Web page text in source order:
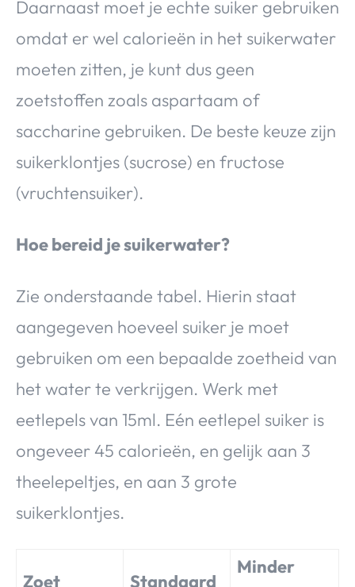
Daarnaast moet je echte suiker gebruiken
omdat er wel calorieën in het suikerwater
moeten zitten, je kunt dus geen
zoetstoffen zoals aspartaam of
saccharine gebruiken. De beste keuze zijn
suikerklontjes (sucrose) en fructose
(vruchtensuiker).
Hoe bereid je suikerwater?
Zie onderstaande tabel. Hierin staat
aangegeven hoeveel suiker je moet
gebruiken om een bepaalde zoetheid van
het water te verkrijgen. Werk met
eetlepels van 15ml. Eén eetlepel suiker is
ongeveer 45 calorieën, en gelijk aan 3
theelepeltjes, en aan 3 grote
suikerklontjes.
Zoet Standaard
Minder